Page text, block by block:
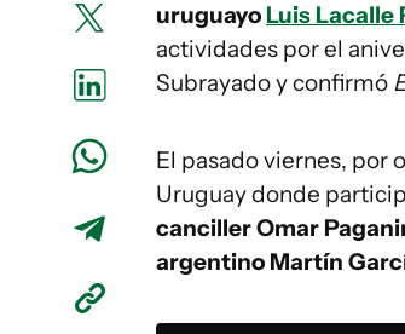
uruguayo Luis Lacalle
actividades por el
Subrayado y confirmó
El pasado viernes, por
Uruguay donde
canciller Omar
argentino Martín